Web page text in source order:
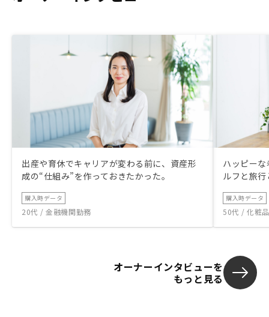
出産や育休でキャリアが変わる前に、資産形
成の“仕組み”を作っておきたかった。
購入時データ
20代 / 金融機関勤務
ハッピー
ルフと旅
購入時データ
50代 / 化粧
オーナーインタビューを
もっと見る